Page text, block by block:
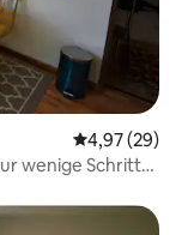
4,97 (29)
wenige Schritte